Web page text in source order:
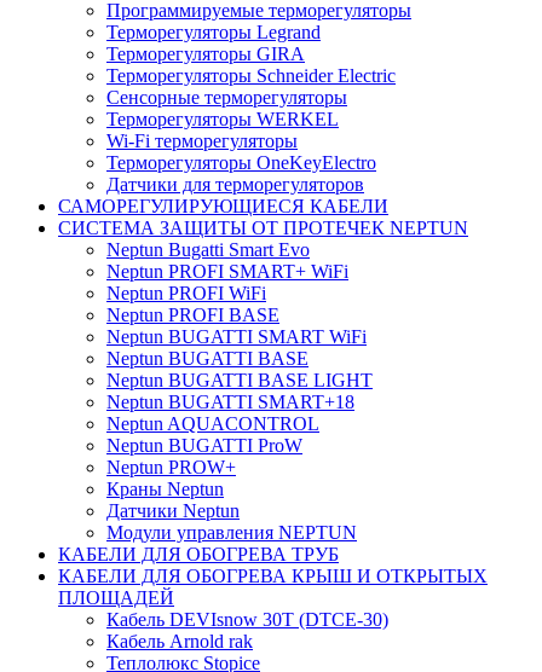
Программируемые терморегуляторы
Терморегуляторы Legrand
Терморегуляторы GIRA
Терморегуляторы Schneider Electric
Сенсорные терморегуляторы
Терморегуляторы WERKEL
Wi-Fi терморегуляторы
Терморегуляторы OneKeyElectro
Датчики для терморегуляторов
САМОРЕГУЛИРУЮЩИЕСЯ КАБЕЛИ
СИСТЕМА ЗАЩИТЫ ОТ ПРОТЕЧЕК NEPTUN
Neptun Bugatti Smart Evo
Neptun PROFI SMART+ WiFi
Neptun PROFI WiFi
Neptun PROFI BASE
Neptun BUGATTI SMART WiFi
Neptun BUGATTI BASE
Neptun BUGATTI BASE LIGHT
Neptun BUGATTI SMART+18
Neptun AQUACONTROL
Neptun BUGATTI ProW
Neptun PROW+
Краны Neptun
Датчики Neptun
Модули управления NEPTUN
КАБЕЛИ ДЛЯ ОБОГРЕВА ТРУБ
КАБЕЛИ ДЛЯ ОБОГРЕВА КРЫШ И ОТКРЫТЫХ
ПЛОЩАДЕЙ
Кабель DEVIsnow 30Т (DTCE-30)
Кабель Arnold rak
Теплолюкс Stopice